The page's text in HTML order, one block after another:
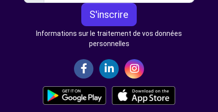
S'inscrire
Informations sur le traitement de vos données
personnelles